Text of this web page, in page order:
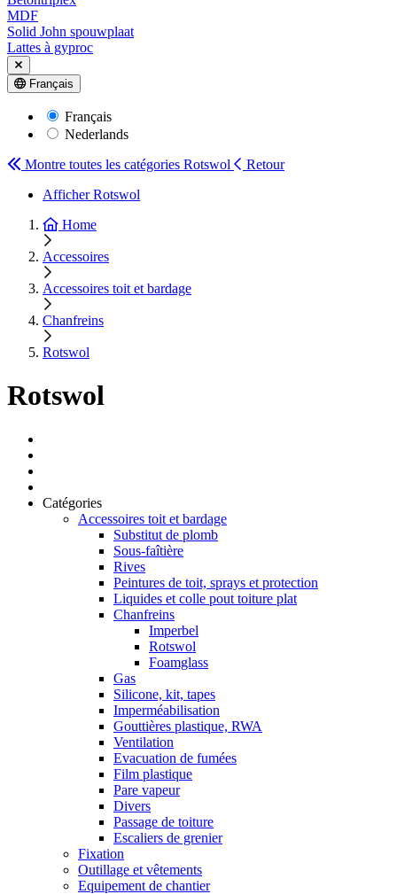
MDF
Solid John spouwplaat
Lattes à gyproc
Français
Français
Nederlands
Montre toutes les catégories Rotswol
Retour
Afficher Rotswol
Home
Accessoires
Accessoires toit et bardage
Chanfreins
Rotswol
Rotswol
Catégories
Accessoires toit et bardage
Substitut de plomb
Sous-faîtière
Rives
Peintures de toit, sprays et protection
Liquides et colle pout toiture plat
Chanfreins
Imperbel
Rotswol
Foamglass
Gas
Silicone, kit, tapes
Imperméabilisation
Gouttières plastique, RWA
Ventilation
Evacuation de fumées
Film plastique
Pare vapeur
Divers
Passage de toiture
Escaliers de grenier
Fixation
Outillage et vêtements
Equipement de chantier